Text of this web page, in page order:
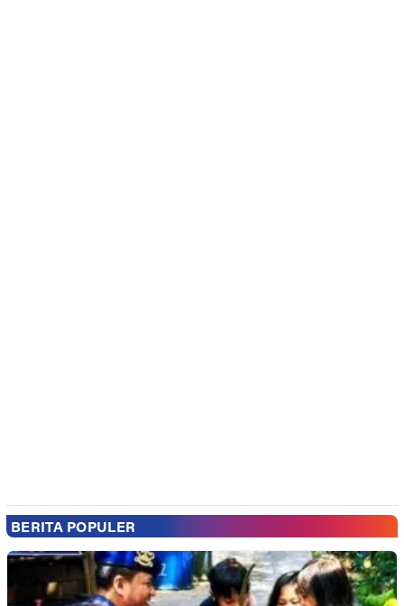
BERITA POPULER